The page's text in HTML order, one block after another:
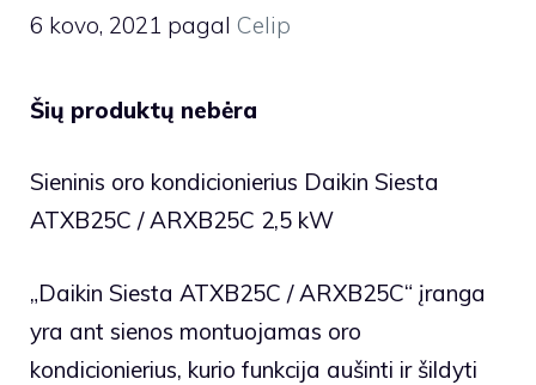
6 kovo, 2021 pagal Celip
Šių produktų nebėra
Sieninis oro kondicionierius Daikin Siesta
ATXB25C / ARXB25C 2,5 kW
„Daikin Siesta ATXB25C / ARXB25C“ įranga
yra ant sienos montuojamas oro
kondicionierius, kurio funkcija aušinti ir šildyti